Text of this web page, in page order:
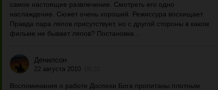
самое настоящее развлечение. Смотреть его одно
наслаждение. Сюжет очень хороший. Режиссура восхищает.
Правда пара ляпов присутствует, но с другой стороны в каком
фильме не бывает ляпов? Постановка...
Денилсон
22 августа 2010
Воспоминания о работе Доспехи Бога пропитаны плотным